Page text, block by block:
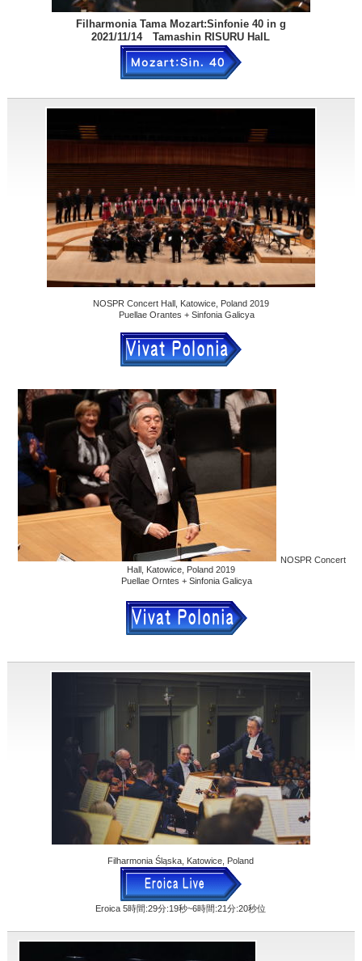
Filharmonia Tama Mozart:Sinfonie 40 in g
2021/11/14 Tamashin RISURU HalL
NOSPR Concert Hall, Katowice, Poland 2019
Puellae Orantes + Sinfonia Galicya
NOSPR Concert
Hall, Katowice, Poland 2019
Puellae Orntes + Sinfonia Galicya
Filharmonia Śląska, Katowice, Poland
Eroica 5時間:29分:19秒~6時間:21分:20秒位